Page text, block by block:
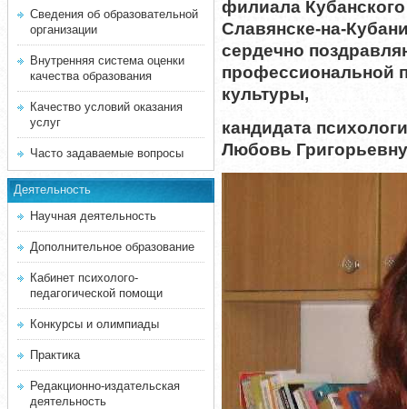
Сведения об образовательной
организации
Внутренняя система оценки
качества образования
Качество условий оказания
услуг
Часто задаваемые вопросы
Деятельность
Научная деятельность
Дополнительное образование
Кабинет психолого-
педагогической помощи
Конкурсы и олимпиады
Практика
Редакционно-издательская
деятельность
филиала Кубанского
Славянске-на-
сердечно
профессиональной
культуры,
кандидата
Любовь